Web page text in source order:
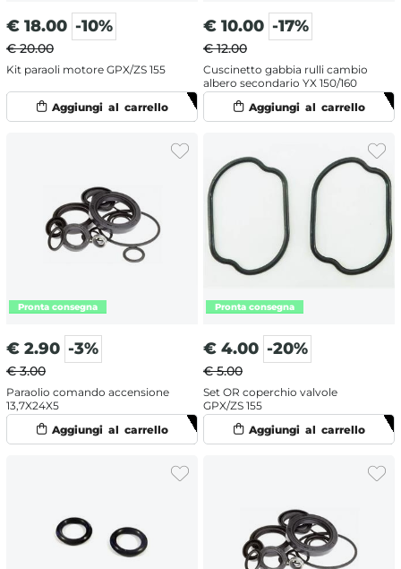
€ 18.00 -10%
€ 20.00
Kit paraoli motore GPX/ZS 155
€ 10.00 -17%
€ 12.00
Cuscinetto gabbia rulli cambio
albero secondario YX 150/160
€ 2.90 -3%
€ 3.00
Paraolio comando accensione
13,7X24X5
€ 4.00 -20%
€ 5.00
Set OR coperchio valvole
GPX/ZS 155